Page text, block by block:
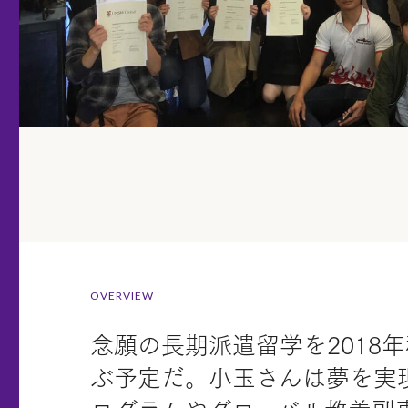
OVERVIEW
念願の長期派遣留学を2018
ぶ予定だ。小玉さんは夢を